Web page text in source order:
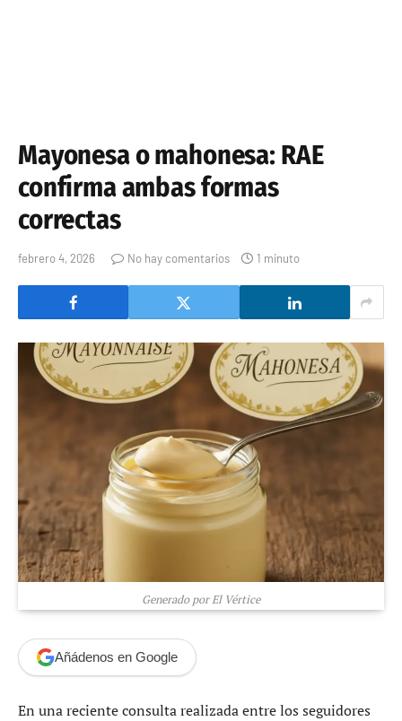
Mayonesa o mahonesa: RAE
confirma ambas formas
correctas
febrero 4, 2026 No hay comentarios 1 minuto
Generado por El Vértice
Añádenos en Google
En una reciente consulta realizada entre los seguidores